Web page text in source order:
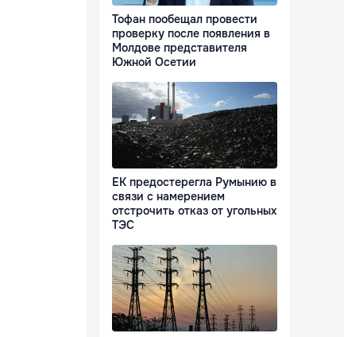
Тофан пообещал провести
проверку после появления в
Молдове представителя
Южной Осетии
ЕК предостерегла Румынию в
связи с намерением
отстрочить отказ от угольных
ТЭС